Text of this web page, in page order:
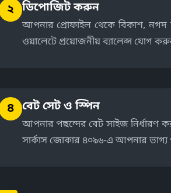
২ ডিপোজিট করুন
আপনার প্রোফাইল থেকে বিকাশ, নগদ
ওয়ালেটে প্রয়োজনীয় ব্যালেন্স যোগ
৪ বেট সেট ও স্পিন
আপনার পছন্দের বেট সাইজ নির্ধারণ
সার্কাস জোকার ৪০৯৬-এ আপনার